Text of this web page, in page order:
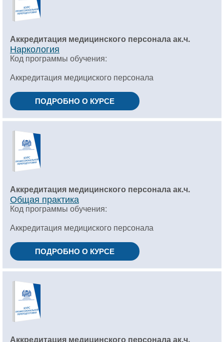
Аккредитация медицинского персонала ак.ч.
Наркология
Код программы обучения:
Аккредитация медициского персонала
ПОДРОБНО О КУРСЕ
Аккредитация медицинского персонала ак.ч.
Общая практика
Код программы обучения:
Аккредитация медициского персонала
ПОДРОБНО О КУРСЕ
Аккредитация медицинского персонала ак.ч.